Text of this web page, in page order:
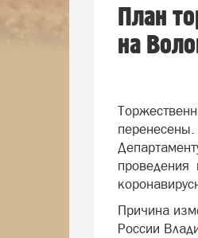
План
на
перенесены.
проведения
Причина
России